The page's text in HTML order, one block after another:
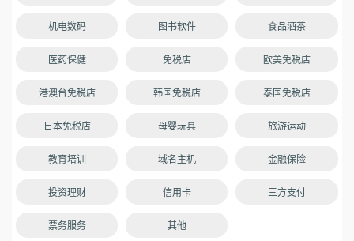
机电数码 图书软件 食品酒茶
医药保健 免税店 欧美免税店
港澳台免税店 韩国免税店 泰国免税店
日本免税店 母婴玩具 旅游运动
教育培训 域名主机 金融保险
投资理财 信用卡 三方支付
票务服务 其他